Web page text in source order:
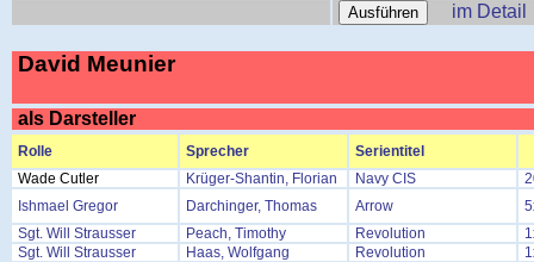
im Detail
David Meunier
als Darsteller
Rolle Sprecher
Serientitel
Wade Cutler
Krüger-Shantin, Florian Navy CIS
Ishmael Gregor
Darchinger, Thomas Arrow
Sgt. Will Strausser
Peach, Timothy Revolution
Sgt. Will Strausser
Haas, Wolfgang Revolution